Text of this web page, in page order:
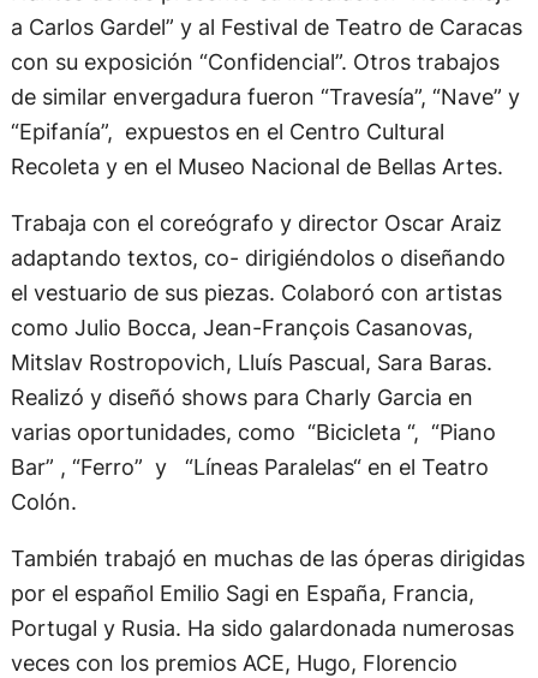
a Carlos Gardel” y al Festival de Teatro de Caracas
con su exposición “Confidencial”. Otros trabajos
de similar envergadura fueron “Travesía”, “Nave” y
“Epifanía”, expuestos en el Centro Cultural
Recoleta y en el Museo Nacional de Bellas Artes.
Trabaja con el coreógrafo y director Oscar Araiz
adaptando textos, co- dirigiéndolos o diseñando
el vestuario de sus piezas. Colaboró con artistas
como Julio Bocca, Jean-François Casanovas,
Mitslav Rostropovich, Lluís Pascual, Sara Baras.
Realizó y diseñó shows para Charly Garcia en
varias oportunidades, como “Bicicleta “, “Piano
Bar” , “Ferro” y “Líneas Paralelas“ en el Teatro
Colón.
También trabajó en muchas de las óperas dirigidas
por el español Emilio Sagi en España, Francia,
Portugal y Rusia. Ha sido galardonada numerosas
veces con los premios ACE, Hugo, Florencio